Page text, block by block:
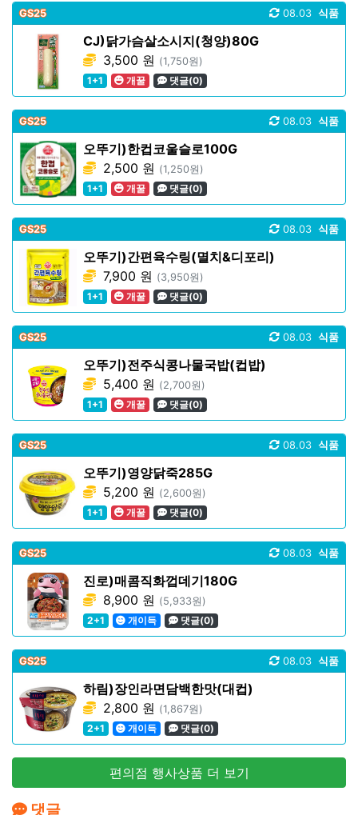
GS25 식품
08.03
CJ)닭가슴살소시지(청양)80G
3,500 원 (1,750원)
1+1
개꿀 댓글(0)
GS25 식품
08.03
오뚜기)한컵코울슬로100G
2,500 원 (1,250원)
1+1
개꿀 댓글(0)
GS25 식품
08.03
오뚜기)간편육수링(멸치&디포리)
7,900 원 (3,950원)
1+1
개꿀 댓글(0)
GS25 식품
08.03
오뚜기)전주식콩나물국밥(컵밥)
5,400 원 (2,700원)
1+1
개꿀 댓글(0)
GS25 식품
08.03
오뚜기)영양닭죽285G
5,200 원 (2,600원)
1+1
개꿀 댓글(0)
GS25 식품
08.03
진로)매콤직화껍데기180G
8,900 원 (5,933원)
2+1
개이득 댓글(0)
GS25 식품
08.03
하림)장인라면담백한맛(대컵)
2,800 원 (1,867원)
2+1
개이득 댓글(0)
편의점 행사상품 더 보기
댓글